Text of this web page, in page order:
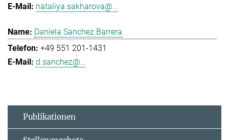
nataliya.sakharova@...
Daniela Sanchez Barrera
+49 551 201-1431
d.sanchez@...
Publikationen